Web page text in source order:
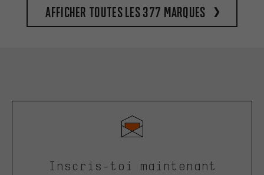
Afficher toutes les 377 marques
Inscris-toi maintenant